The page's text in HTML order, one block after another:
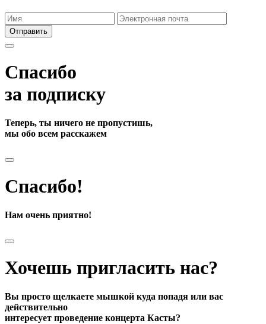
Отправить
Спасибо
за подписку
Теперь, ты ничего не пропустишь,
мы обо всем расскажем
Спасибо!
Нам очень приятно!
Хочешь пригласить нас?
Вы просто щелкаете мышкой куда попадя или вас
действительно
интересует проведение концерта Касты?